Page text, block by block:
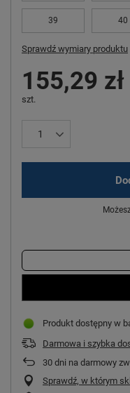
39 40
Sprawdź wymiary produktu
155,29 zł
szt.
Produkt dostępny w
Darmowa i szybka
30 dni na darmowy
Sprawdź, w którym